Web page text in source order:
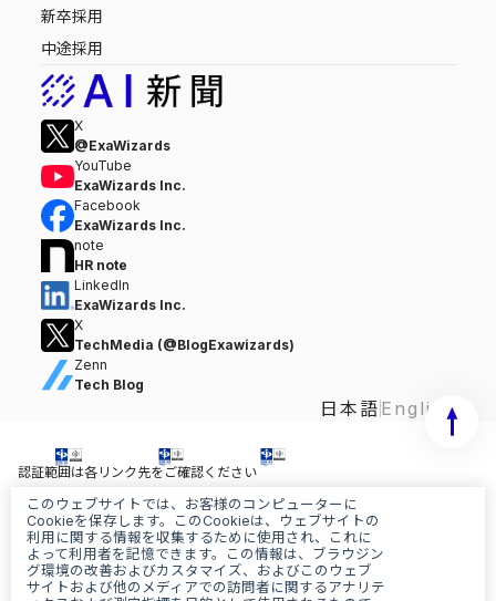
このウェブサイトでは、お客様のコンピューターに
Cookieを保存します。このCookieは、ウェブサイトの
利用に関する情報を収集するために使用され、これに
よって利用者を記憶できます。この情報は、ブラウジン
グ環境の改善およびカスタマイズ、およびこのウェブ
サイトおよび他のメディアでの訪問者に関するアナリテ
新卒採用
中途採用
X
@ExaWizards
YouTube
ExaWizards Inc.
Facebook
ExaWizards Inc.
note
HR note
LinkedIn
ExaWizards Inc.
X
TechMedia (@BlogExawizards)
Zenn
Tech Blog
日本語 English
認証範囲は各リンク先をご確認ください
情報セキュリティ基本方針
個人情報保護基本方針
AI基本ポリシー